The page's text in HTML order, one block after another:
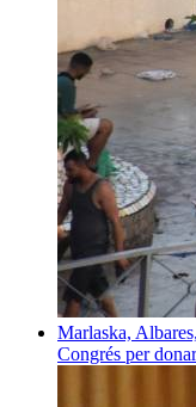
Marlaska,
Congrés per